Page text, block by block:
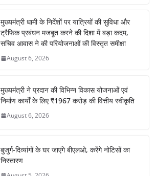
मुख्यमंत्री धामी के निर्देशों पर यात्रियों की सुविधा और
ट्रैफिक प्रबंधन मजबूत करने की दिशा में बड़ा कदम,
सचिव आवास ने की परियोजनाओं की विस्तृत समीक्षा
August 6, 2026
मुख्यमंत्री ने प्रदान की विभिन्न विकास योजनाओं एवं
निर्माण कार्यों के लिए ₹1967 करोड़ की वित्तीय स्वीकृति
August 6, 2026
बुजुर्ग-दिव्यांगों के घर जाएंगे बीएलओ, करेंगे नोटिसों का
निस्तारण